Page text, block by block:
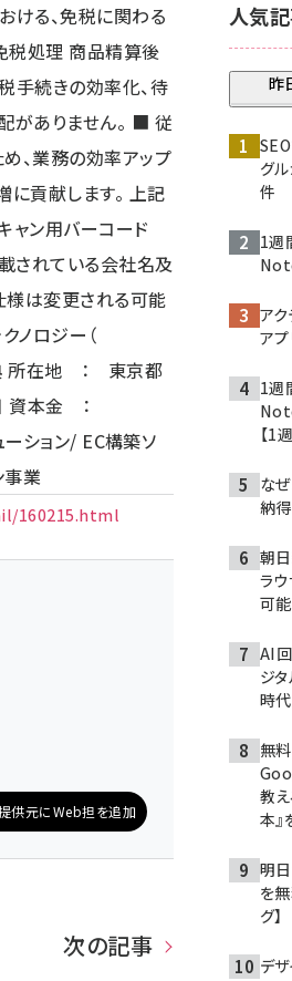
ける、免税に関わる
税処理 商品精算後
手続きの効率化、待
がありません。 ■ 従
、業務の効率アップ
に貢献します。 上記
ャン用バーコード
されている会社名及
様は変更される可能
ノロジー（
所在地 ： 東京都
資本金 ：
ション/ EC構築ソ
事業
160215.html
供元にWeb担を追加
次の記事
人気
昨
グ
件
1週
ア
ア
1週
【1
な
納
朝
ラ
可
AI回
ジ
時
無
教
本
明
を
グ】
デ